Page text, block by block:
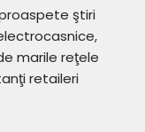
ştiri
marile reţele
retaileri